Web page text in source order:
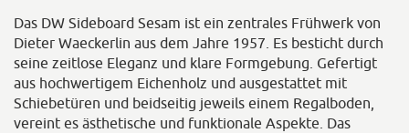
Das DW Sideboard Sesam ist ein zentrales Frühwerk von
Dieter Waeckerlin aus dem Jahre 1957. Es besticht durch
seine zeitlose Eleganz und klare Formgebung. Gefertigt
aus hochwertigem Eichenholz und ausgestattet mit
Schiebetüren und beidseitig jeweils einem Regalboden,
vereint es ästhetische und funktionale Aspekte. Das